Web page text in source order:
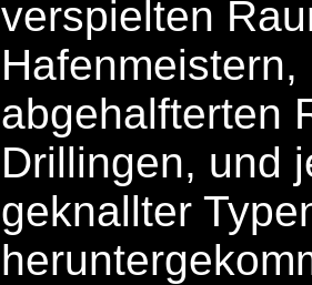
verspielten
abgehalfterten
Drillingen, und
geknallter